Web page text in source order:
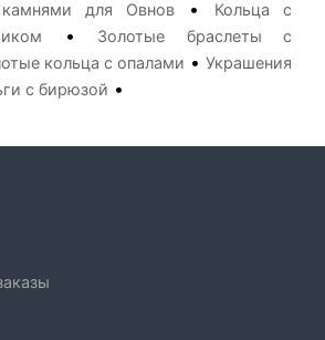
для Овнов •
Кольца с
•
Золотые браслеты с
кольца с опалами • Украшения
с бирюзой •